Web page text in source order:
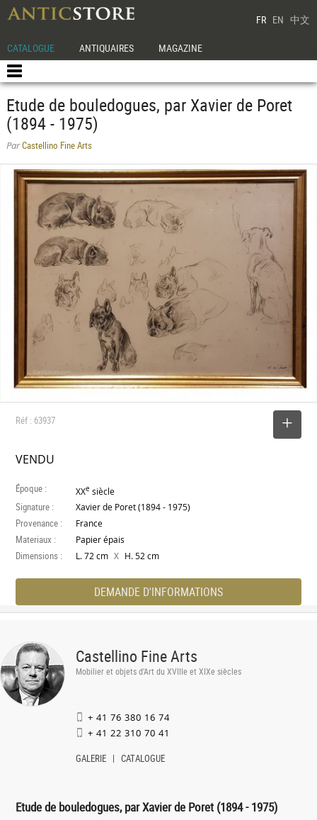
FR EN 中文
CATALOGUE ANTIQUAIRES MAGAZINE
Etude de bouledogues, par Xavier de Poret
(1894 - 1975)
ParCastellino Fine Arts
Réf : 63937
VENDU
Époque : XXe siècle
Signature : Xavier de Poret (1894 - 1975)
Provenance : France
Materiaux : Papier épais
Dimensions : L. 72 cm X H. 52 cm
DEMANDE D'INFORMATIONS
Castellino Fine Arts
Mobilier et objets d'Art du XVIIIe et XIXe siècles
+ 41 76 380 16 74
+ 41 22 310 70 41
GALERIE CATALOGUE
Etude de bouledogues, par Xavier de Poret (1894 - 1975)